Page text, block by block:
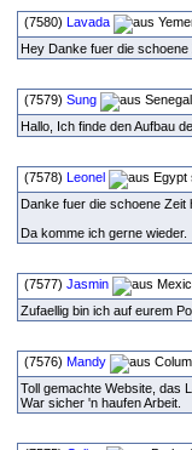
(7580) Lavada
Hey Danke fuer die
(7579) Sung
Hallo, Ich finde den Aufbau
(7578) Leonel
Danke fuer die schoene Zeit
Da komme ich gerne wieder.
(7577) Jasmin
Zufaellig bin ich auf eurem
(7576) Mandy
Toll gemachte Website, das
War sicher 'n haufen Arbeit.